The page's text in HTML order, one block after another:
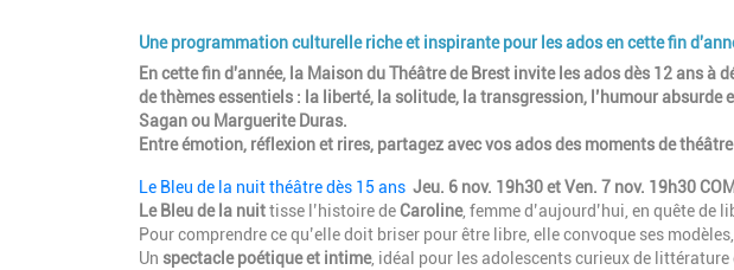
Une programmation culturelle riche et inspirante pour les ados en cette fin
En cette fin d'année, la Maison du Théâtre de Brest invite les ados dès 12 ans à
de thèmes essentiels : la liberté, la solitude, la transgression, l’humour
Sagan ou Marguerite Duras.
Entre émotion, réflexion et rires, partagez avec vos ados des moments de
Le Bleu de la nuit théâtre dès 15 ans Jeu. 6 nov. 19h30 et Ven. 7 nov. 19h30
Le Bleu de la nuittisse l’histoire deCaroline, femme d’aujourd’hui, en quête de
Pour comprendre ce qu’elle doit briser pour être libre, elle convoque ses modèles,
Un spectacle poétique et intime, idéal pour les adolescents curieux de littérature